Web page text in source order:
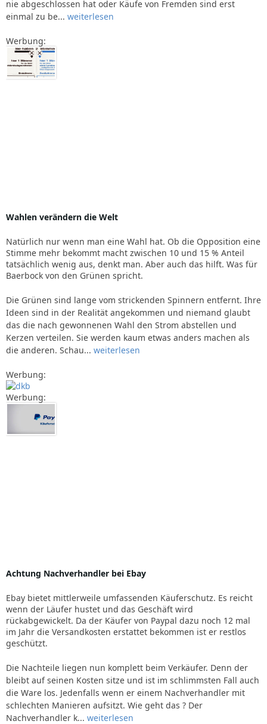
nie abgeschlossen hat oder Käufe von Fremden sind erst
einmal zu be... weiterlesen
Werbung:
Wahlen verändern die Welt
Natürlich nur wenn man eine Wahl hat. Ob die Opposition eine
Stimme mehr bekommt macht zwischen 10 und 15 % Anteil
tatsächlich wenig aus, denkt man. Aber auch das hilft. Was für
Baerbock von den Grünen spricht.
Die Grünen sind lange vom strickenden Spinnern entfernt. Ihre
Ideen sind in der Realität angekommen und niemand glaubt
das die nach gewonnenen Wahl den Strom abstellen und
Kerzen verteilen. Sie werden kaum etwas anders machen als
die anderen. Schau... weiterlesen
Werbung:
Werbung:
Achtung Nachverhandler bei Ebay
Ebay bietet mittlerweile umfassenden Käuferschutz. Es reicht
wenn der Läufer hustet und das Geschäft wird
rückabgewickelt. Da der Käufer von Paypal dazu noch 12 mal
im Jahr die Versandkosten erstattet bekommen ist er restlos
geschützt.
Die Nachteile liegen nun komplett beim Verkäufer. Denn der
bleibt auf seinen Kosten sitze und ist im schlimmsten Fall auch
die Ware los. Jedenfalls wenn er einem Nachverhandler mit
schlechten Manieren aufsitzt. Wie geht das ? Der
Nachverhandler k... weiterlesen